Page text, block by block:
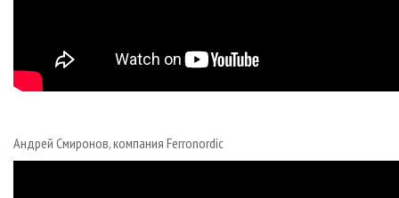
Андрей Смиронов, компания Ferronordic